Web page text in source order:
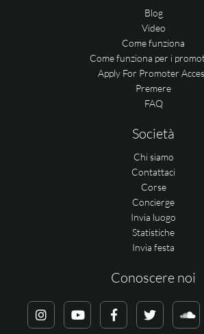
Blog
Video
Come funziona
Come funziona per i
Apply For Promoter
Premere
FAQ
Società
Chi siamo
Contattaci
Corse
Concierge
Invia luogo
Statistiche
Invia festa
Conoscere noi